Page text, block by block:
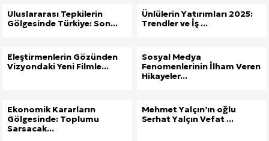
Uluslararası Tepkilerin
Gölgesinde Türkiye: Son...
Ünlülerin Yatırımları 2025:
Trendler ve İş ...
Eleştirmenlerin Gözünden
Vizyondaki Yeni Filmle...
Sosyal Medya
Fenomenlerinin İlham Veren
Hikayeler...
Ekonomik Kararların
Gölgesinde: Toplumu
Sarsacak...
Mehmet Yalçın’ın oğlu
Serhat Yalçın Vefat ...